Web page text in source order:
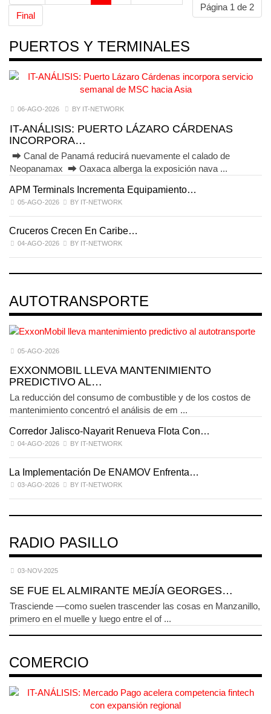
Página 1 de 2
Final
PUERTOS Y TERMINALES
06-AGO-2026 BY IT-NETWORK
IT-ANÁLISIS: PUERTO LÁZARO CÁRDENAS
INCORPORA…
⮕ Canal de Panamá reducirá nuevamente el calado de
Neopanamax ⮕ Oaxaca alberga la exposición nava ...
APM Terminals Incrementa Equipamiento…
05-AGO-2026 BY IT-NETWORK
Cruceros Crecen En Caribe…
04-AGO-2026 BY IT-NETWORK
AUTOTRANSPORTE
05-AGO-2026
EXXONMOBIL LLEVA MANTENIMIENTO
PREDICTIVO AL…
La reducción del consumo de combustible y de los costos de
mantenimiento concentró el análisis de em ...
Corredor Jalisco-Nayarit Renueva Flota Con…
04-AGO-2026 BY IT-NETWORK
La Implementación De ENAMOV Enfrenta…
03-AGO-2026 BY IT-NETWORK
RADIO PASILLO
03-NOV-2025
SE FUE EL ALMIRANTE MEJÍA GEORGES…
Trasciende —como suelen trascender las cosas en Manzanillo,
primero en el muelle y luego entre el of ...
COMERCIO